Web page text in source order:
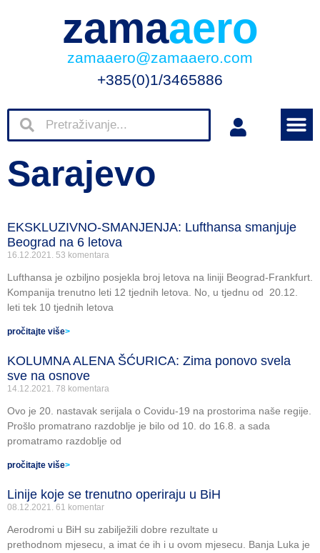
zamaaero
zamaaero@zamaaero.com
+385(0)1/3465886
Sarajevo
EKSKLUZIVNO-SMANJENJA: Lufthansa smanjuje
Beograd na 6 letova
16.12.2021. 53 komentara
Lufthansa je ozbiljno posjekla broj letova na liniji Beograd-Frankfurt.
Kompanija trenutno leti 12 tjednih letova. No, u tjednu od 20.12.
leti tek 10 tjednih letova
pročitajte više>
KOLUMNA ALENA ŠĆURICA: Zima ponovo svela
sve na osnove
14.12.2021. 78 komentara
Ovo je 20. nastavak serijala o Covidu-19 na prostorima naše regije.
Prošlo promatrano razdoblje je bilo od 10. do 16.8. a sada
promatramo razdoblje od
pročitajte više>
Linije koje se trenutno operiraju u BiH
08.12.2021. 61 komentar
Aerodromi u BiH su zabilježili dobre rezultate u
prethodnom mjesecu, a imat će ih i u ovom mjesecu. Banja Luka je